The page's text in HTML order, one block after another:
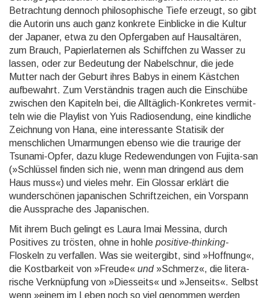
Betrach­tung dennoch philoso­phische Tiefe erzeugt, so gibt
die Autorin uns auch ganz konkrete Einblicke in die Kultur
der Japaner, etwa zu den Opfer­gaben auf Haus­altären,
zum Brauch, Papier­laternen als Schiff­chen zu Wasser zu
lassen, oder zur Bedeutung der Nabel­schnur, die jede
Mutter nach der Geburt ihres Babys in einem Kästchen
aufbe­wahrt. Zum Verständ­nis tragen auch die Einschübe
zwischen den Kapiteln bei, die Alltäg­lich-Konkretes vermit­
teln wie die Playlist von Yuis Radio­sendung, eine kindliche
Zeichnung von Hana, eine interes­sante Statisik der
mensch­lichen Umarmun­gen ebenso wie die traurige der
Tsunami-Opfer, dazu kluge Rede­wendun­gen von Fujita-san
(»Schlüssel finden sich nie, wenn man dringend aus dem
Haus muss«) und vieles mehr. Ein Glossar erklärt die
wunder­schönen japani­schen Schrift­zeichen, ein Vorspann
die Aus­sprache des Japani­schen.
Mit ihrem Buch gelingt es Laura Imai Messina, durch
Positives zu trösten, ohne in hohle positive-thinking-
Floskeln zu verfallen. Was sie weiter­gibt, sind »Hoffnung«,
die Kost­barkeit von »Freude« und»Schmerz«, die litera­
rische Verknüp­fung von »Diesseits« und »Jenseits«. Selbst
wenn »einem im Leben noch so viel genommen werden